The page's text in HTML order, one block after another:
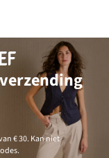
€ 30. Kan niet